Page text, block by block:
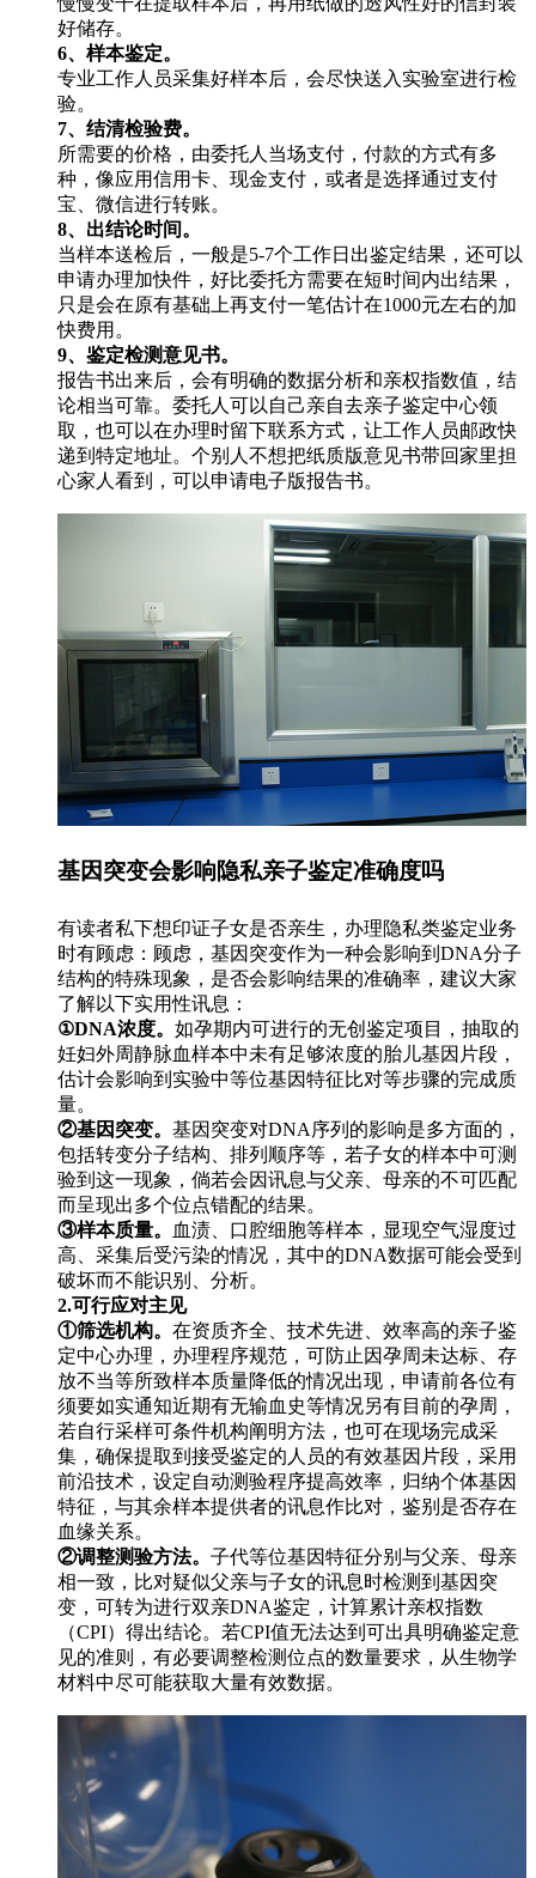
好储存。
6、样本鉴定。
专业工作人员采集好样本后，会尽快送入实验室进行检
验。
7、结清检验费。
所需要的价格，由委托人当场支付，付款的方式有多
种，像应用信用卡、现金支付，或者是选择通过支付
宝、微信进行转账。
8、出结论时间。
当样本送检后，一般是5-7个工作日出鉴定结果，还可以
申请办理加快件，好比委托方需要在短时间内出结果，
只是会在原有基础上再支付一笔估计在1000元左右的加
快费用。
9、鉴定检测意见书。
报告书出来后，会有明确的数据分析和亲权指数值，结
论相当可靠。委托人可以自己亲自去亲子鉴定中心领
取，也可以在办理时留下联系方式，让工作人员邮政快
递到特定地址。个别人不想把纸质版意见书带回家里担
心家人看到，可以申请电子版报告书。
基因突变会影响隐私亲子鉴定准确度吗
有读者私下想印证子女是否亲生，办理隐私类鉴定业务
时有顾虑：顾虑，基因突变作为一种会影响到DNA分子
结构的特殊现象，是否会影响结果的准确率，建议大家
了解以下实用性讯息：
①DNA浓度。 如孕期内可进行的无创鉴定项目，抽取的
妊妇外周静脉血样本中未有足够浓度的胎儿基因片段，
估计会影响到实验中等位基因特征比对等步骤的完成质
量。
②基因突变。 基因突变对DNA序列的影响是多方面的，
包括转变分子结构、排列顺序等，若子女的样本中可测
验到这一现象，倘若会因讯息与父亲、母亲的不可匹配
而呈现出多个位点错配的结果。
③样本质量。
血渍、口腔细胞等样本，显现空气湿度过
高、采集后受污染的情况，其中的DNA数据可能会受到
破坏而不能识别、分析。
2.可行应对主见
①筛选机构。 在资质齐全、技术先进、效率高的亲子鉴
定中心办理，办理程序规范，可防止因孕周未达标、存
放不当等所致样本质量降低的情况出现，申请前各位有
须要如实通知近期有无输血史等情况另有目前的孕周，
若自行采样可条件机构阐明方法，也可在现场完成采
集，确保提取到接受鉴定的人员的有效基因片段，采用
前沿技术，设定自动测验程序提高效率，归纳个体基因
特征，与其余样本提供者的讯息作比对，鉴别是否存在
血缘关系。
②调整测验方法。 子代等位基因特征分别与父亲、母亲
相一致，比对疑似父亲与子女的讯息时检测到基因突
变，可转为进行双亲DNA鉴定，计算累计亲权指数
（CPI）得出结论。若CPI值无法达到可出具明确鉴定意
见的准则，有必要调整检测位点的数量要求，从生物学
材料中尽可能获取大量有效数据。